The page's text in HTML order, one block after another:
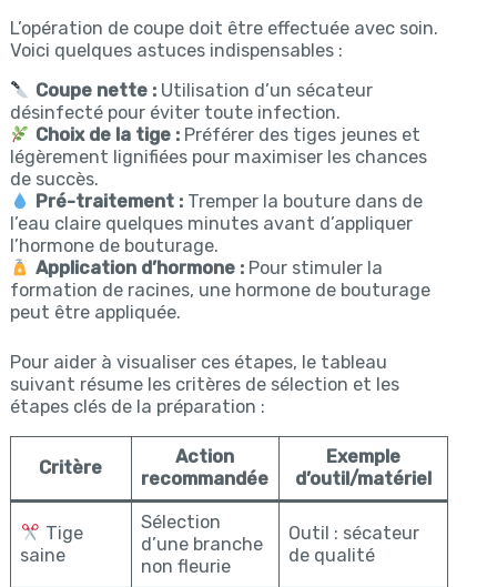
L’opération de coupe doit être effectuée avec soin.
Voici quelques astuces indispensables :
Coupe nette :Utilisation d’un sécateur
désinfecté pour éviter toute infection.
Choix de la tige :Préférer des tiges jeunes et
légèrement lignifiées pour maximiser les chances
de succès.
Pré-traitement :Tremper la bouture dans de
l’eau claire quelques minutes avant d’appliquer
l’hormone de bouturage.
Application d’hormone :Pour stimuler la
formation de racines, une hormone de bouturage
peut être appliquée.
Pour aider à visualiser ces étapes, le tableau
suivant résume les critères de sélection et les
étapes clés de la préparation :
Critère
Action
recommandée
Exemple
d’outil/matériel
Tige
saine
Sélection
d’une branche
non fleurie
Outil : sécateur
de qualité